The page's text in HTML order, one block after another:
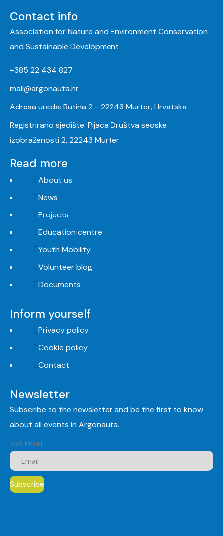
Contact info
Association for Nature and Environment Conservation
and Sustainable Development
+385 22 434 827
mail@argonauta.hr
Adresa ureda: Butina 2 - 22243 Murter, Hrvatska
Registrirano sjedište: Pijaca Društva seoske
izobraženosti 2, 22243 Murter
Read more
About us
News
Projects
Education centre
Youth Mobility
Volunteer blog
Documents
Inform yourself
Privacy policy
Cookie policy
Contact
Newsletter
Subscribe to the newsletter and be the first to know
about all events in Argonauta.
Vaš Email